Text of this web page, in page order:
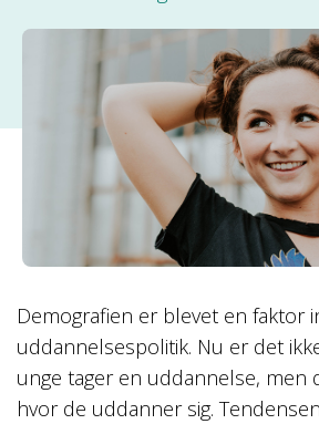
Demografien er blevet en faktor
uddannelsespolitik. Nu er det
unge tager en uddannelse, men
hvor de uddanner sig.